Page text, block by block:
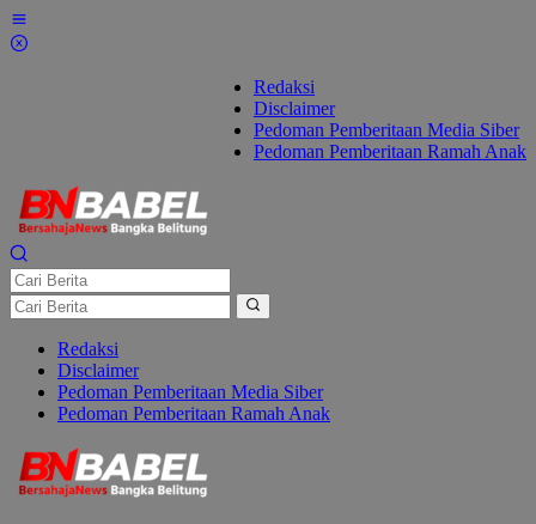
Lewati
ke
Redaksi
Disclaimer
Pedoman Pemberitaan Media Siber
Pedoman Pemberitaan Ramah Anak
Redaksi
Disclaimer
Pedoman Pemberitaan Media Siber
Pedoman Pemberitaan Ramah Anak